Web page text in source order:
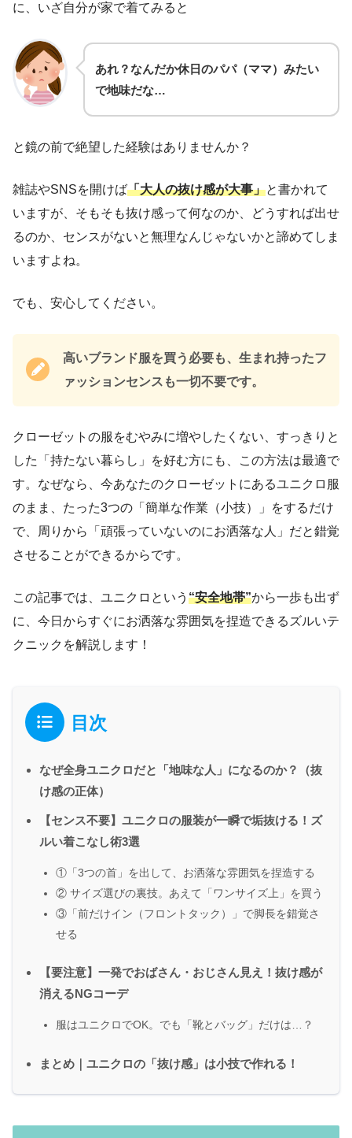
に、いざ自分が家で着てみると
あれ？なんだか休日のパパ（ママ）みたい
で地味だな…
と鏡の前で絶望した経験はありませんか？
雑誌やSNSを開けば「大人の抜け感が大事」と書かれて
いますが、そもそも抜け感って何なのか、どうすれば出せ
るのか、センスがないと無理なんじゃないかと諦めてしま
いますよね。
でも、安心してください。
高いブランド服を買う必要も、生まれ持ったフ
ァッションセンスも一切不要です。
クローゼットの服をむやみに増やしたくない、すっきりと
した「持たない暮らし」を好む方にも、この方法は最適で
す。なぜなら、今あなたのクローゼットにあるユニクロ服
のまま、たった3つの「簡単な作業（小技）」をするだけ
で、周りから「頑張っていないのにお洒落な人」だと錯覚
させることができるからです。
この記事では、ユニクロという “安全地帯”から一歩も出ず
に、今日からすぐにお洒落な雰囲気を捏造できるズルいテ
クニックを解説します！
目次
なぜ全身ユニクロだと「地味な人」になるのか？（抜
け感の正体）
【センス不要】ユニクロの服装が一瞬で垢抜ける！ズ
ルい着こなし術3選
①「3つの首」を出して、お洒落な雰囲気を捏造する
② サイズ選びの裏技。あえて「ワンサイズ上」を買う
③「前だけイン（フロントタック）」で脚長を錯覚さ
せる
【要注意】一発でおばさん・おじさん見え！抜け感が
消えるNGコーデ
服はユニクロでOK。でも「靴とバッグ」だけは…？
まとめ｜ユニクロの「抜け感」は小技で作れる！